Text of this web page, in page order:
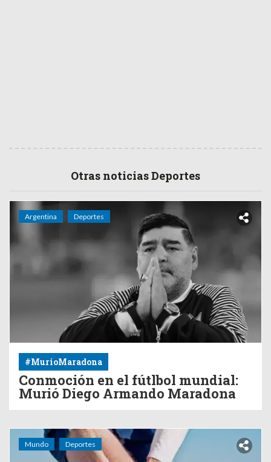
Otras noticias Deportes
Argentina Deportes
#MurioMaradona
Conmoción en el fútlbol mundial:
Murió Diego Armando Maradona
Mundo Deportes